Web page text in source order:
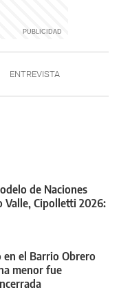
ENTREVISTA
de Naciones
Valle, Cipolletti 2026:
el Barrio Obrero
menor fue